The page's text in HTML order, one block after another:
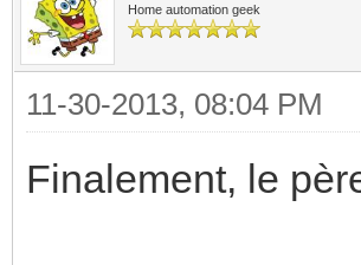
Home automation geek
11-30-2013, 08:04 PM
Finalement, le